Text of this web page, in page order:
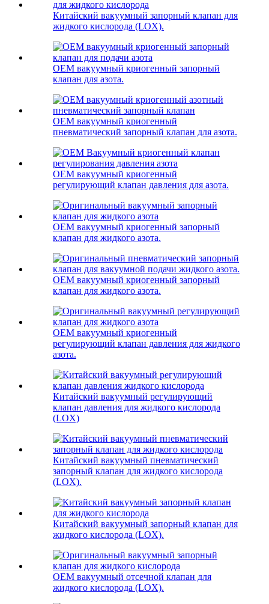
Китайский вакуумный запорный клапан для
жидкого кислорода (LOX).
OEM вакуумный криогенный запорный
клапан для азота.
OEM вакуумный криогенный
пневматический запорный клапан для азота.
OEM вакуумный криогенный
регулирующий клапан давления для азота.
OEM вакуумный криогенный запорный
клапан для жидкого азота.
OEM вакуумный криогенный запорный
клапан для жидкого азота.
OEM вакуумный криогенный
регулирующий клапан давления для жидкого
азота.
Китайский вакуумный регулирующий
клапан давления для жидкого кислорода
(LOX)
Китайский вакуумный пневматический
запорный клапан для жидкого кислорода
(LOX).
Китайский вакуумный запорный клапан для
жидкого кислорода (LOX).
OEM вакуумный отсечной клапан для
жидкого кислорода (LOX).